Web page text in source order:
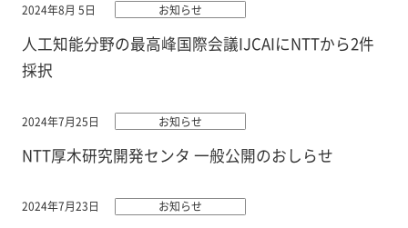
2024年8月 5日 お知らせ
人工知能分野の最高峰国際会議IJCAIにNTTから2件
採択
2024年7月25日 お知らせ
NTT厚木研究開発センタ 一般公開のおしらせ
2024年7月23日 お知らせ